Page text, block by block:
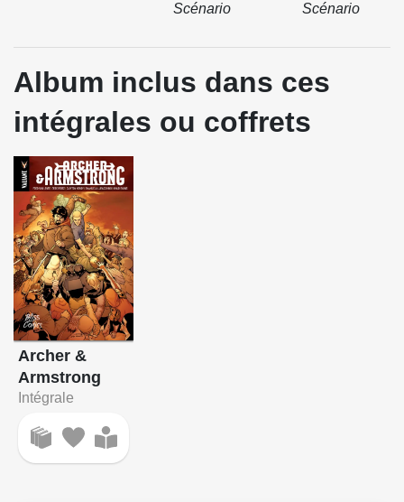
Scénario Scénario
Album inclus dans ces
intégrales ou coffrets
Archer &
Armstrong
Intégrale